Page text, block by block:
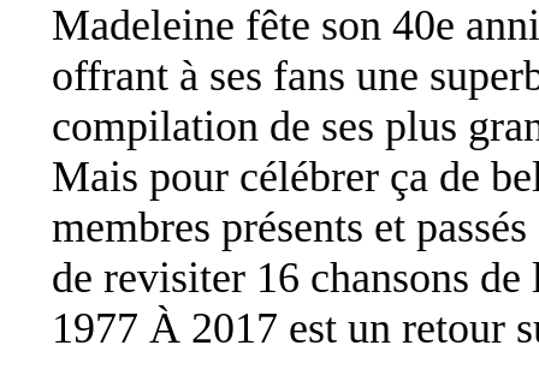
Madeleine fête son 40e
offrant à ses fans une
compilation de ses plus
Mais pour célébrer ça de
membres présents et
de revisiter 16 chansons
1977 À 2017 est un retour